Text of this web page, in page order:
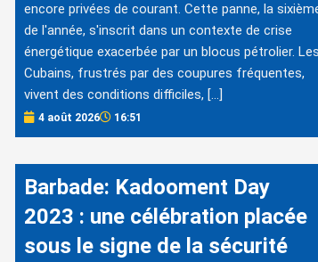
encore privées de courant. Cette panne, la
de l'année, s'inscrit dans un contexte de crise
énergétique exacerbée par un blocus pétrolier. Les
Cubains, frustrés par des coupures fréquentes,
vivent des conditions difficiles, […]
4 août 2026 16:51
Barbade: Kadooment Day
2023 : une célébration placée
sous le signe de la sécurité